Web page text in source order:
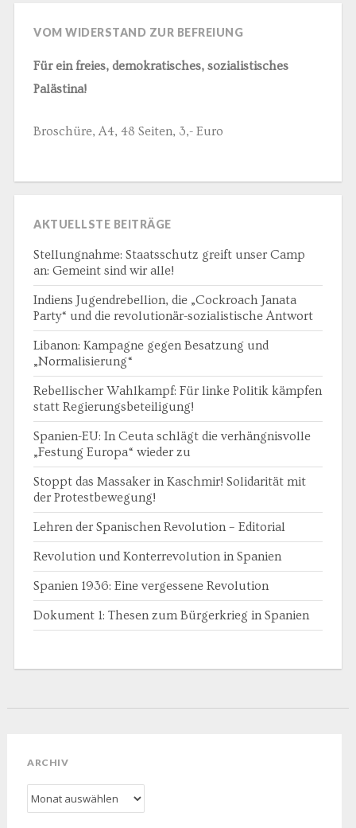
VOM WIDERSTAND ZUR BEFREIUNG
Für ein freies, demokratisches, sozialistisches
Palästina!
Broschüre, A4, 48 Seiten, 3,- Euro
AKTUELLSTE BEITRÄGE
Stellungnahme: Staatsschutz greift unser Camp
an: Gemeint sind wir alle!
Indiens Jugendrebellion, die „Cockroach Janata
Party“ und die revolutionär-sozialistische Antwort
Libanon: Kampagne gegen Besatzung und
„Normalisierung“
Rebellischer Wahlkampf: Für linke Politik kämpfen
statt Regierungsbeteiligung!
Spanien-EU: In Ceuta schlägt die verhängnisvolle
„Festung Europa“ wieder zu
Stoppt das Massaker in Kaschmir! Solidarität mit
der Protestbewegung!
Lehren der Spanischen Revolution – Editorial
Revolution und Konterrevolution in Spanien
Spanien 1936: Eine vergessene Revolution
Dokument 1: Thesen zum Bürgerkrieg in Spanien
ARCHIV
Archiv